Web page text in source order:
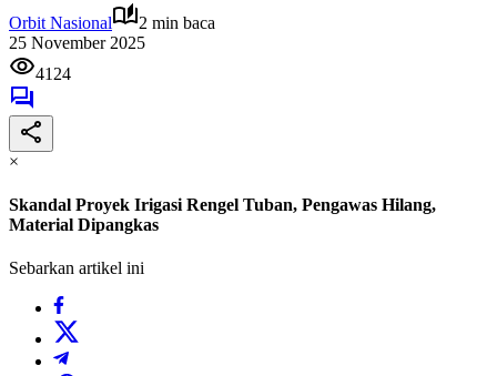
Orbit Nasional
2 min baca
25 November 2025
4124
×
Skandal Proyek Irigasi Rengel Tuban, Pengawas Hilang,
Material Dipangkas
Sebarkan artikel ini